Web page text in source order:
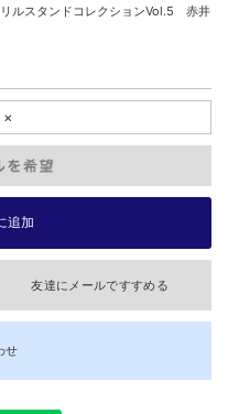
ルスタンドコレクションVol.5 赤井
×
友達にメールですすめる
せ